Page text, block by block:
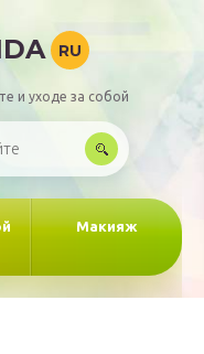
RU
и уходе за собой
Макияж